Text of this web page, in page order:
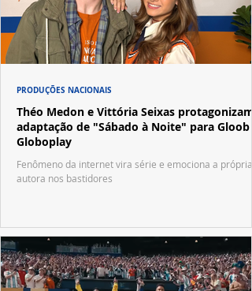
Théo Medon e Vittória Seixas protagonizam
adaptação de "Sábado à Noite" para Gloob e
Globoplay
Fenômeno da internet vira série e emociona a própria
autora nos bastidores
PRODUÇÕES NACIONAIS